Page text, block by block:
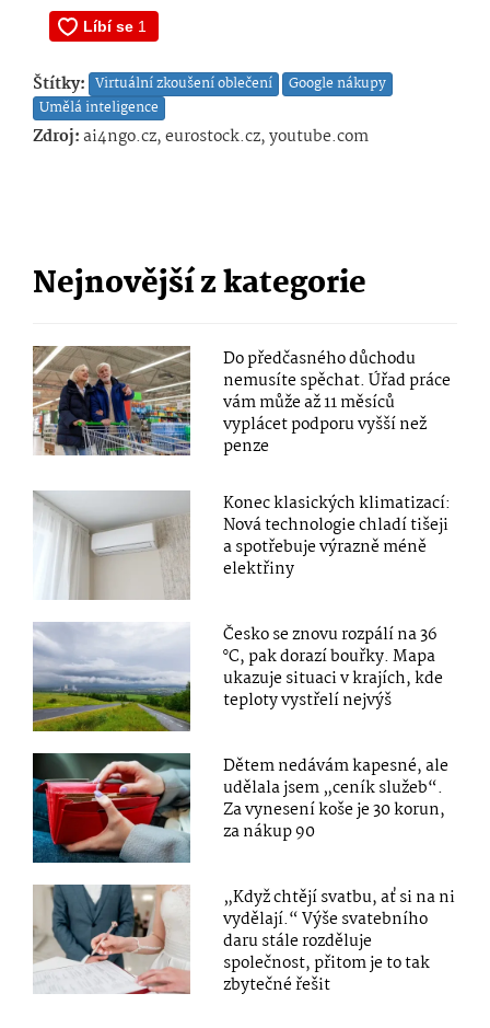
Štítky: Virtuální zkoušení oblečení
Google nákupy
Umělá inteligence
Zdroj:ai4ngo.cz, eurostock.cz, youtube.com
Nejnovější z kategorie
Do předčasného důchodu
nemusíte spěchat. Úřad práce
vám může až 11 měsíců
vyplácet podporu vyšší než
penze
Konec klasických klimatizací:
Nová technologie chladí tišeji
a spotřebuje výrazně méně
elektřiny
Česko se znovu rozpálí na 36
°C, pak dorazí bouřky. Mapa
ukazuje situaci v krajích, kde
teploty vystřelí nejvýš
Dětem nedávám kapesné, ale
udělala jsem „ceník služeb“.
Za vynesení koše je 30 korun,
za nákup 90
„Když chtějí svatbu, ať si na ni
vydělají.“ Výše svatebního
daru stále rozděluje
společnost, přitom je to tak
zbytečné řešit